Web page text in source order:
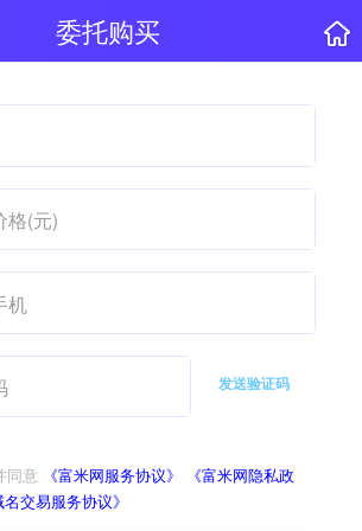
委托购买
发送验证码
同意 《富米网服务协议》
《富米网隐私政
名交易服务协议》